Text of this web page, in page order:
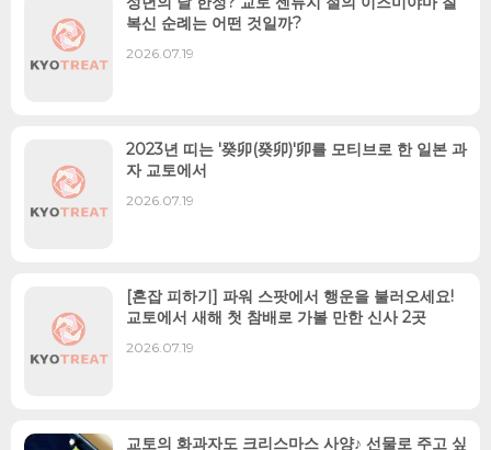
복신 순례는 어떤 것일까?
2026.07.19
2023년 띠는 '癸卯(癸卯)'卯를 모티브로 한 일본 과
자 교토에서
2026.07.19
[혼잡 피하기] 파워 스팟에서 행운을 불러오세요!
교토에서 새해 첫 참배로 가볼 만한 신사 2곳
2026.07.19
교토의 화과자도 크리스마스 사양♪ 선물로 주고 싶